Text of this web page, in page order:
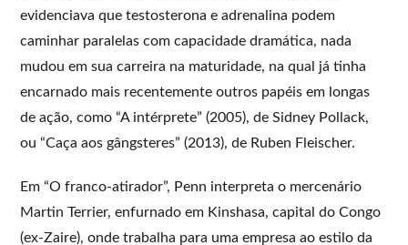
evidenciava que testosterona e adrenalina podem
caminhar paralelas com capacidade dramática, nada
mudou em sua carreira na maturidade, na qual já tinha
encarnado mais recentemente outros papéis em longas
de ação, como “A intérprete” (2005), de Sidney Pollack,
ou “Caça aos gângsteres” (2013), de Ruben Fleischer.
Em “O franco-atirador”, Penn interpreta o mercenário
Martin Terrier, enfurnado em Kinshasa, capital do Congo
(ex-Zaire), onde trabalha para uma empresa ao estilo da